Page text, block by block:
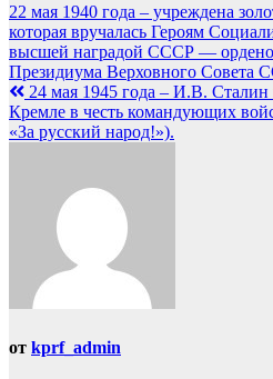
Навигация
по
записям
22 мая 1940 года – учреждена
которая вручалась Героям
высшей наградой СССР —
Президиума Верховного Совета
24 мая 1945 года – И.В. Сталин
Кремле в честь командующих
«За русский народ!»).
от kprf_admin